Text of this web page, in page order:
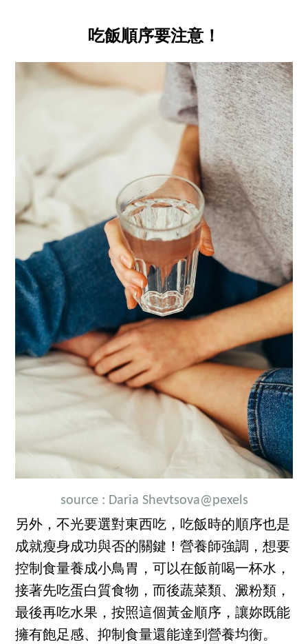
吃飯順序要注意！
source : Daria Shevtsova@pexels
另外，不光要選對東西吃，吃飯時的順序也是
成就瘦身成功與否的關鍵！營養師強調，想要
控制食量養成小鳥胃，可以在飯前喝一杯水，
接著先吃蛋白質食物，而後蔬菜類、澱粉類，
最後再吃水果，按照這個黃金順序，讓妳既能
擁有飽足感、抑制食量還能達到營養均衡。